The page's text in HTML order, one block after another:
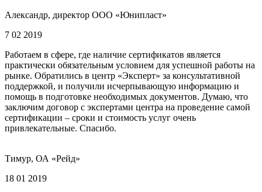
Александр, директор ООО «Юнипласт»
7 02 2019
Работаем в сфере, где наличие сертификатов является
практически обязательным условием для успешной работы на
рынке. Обратились в центр «Эксперт» за консультативной
поддержкой, и получили исчерпывающую информацию и
помощь в подготовке необходимых документов. Думаю, что
заключим договор с экспертами центра на проведение самой
сертификации – сроки и стоимость услуг очень
привлекательные. Спасибо.
Тимур, ОА «Рейд»
18 01 2019